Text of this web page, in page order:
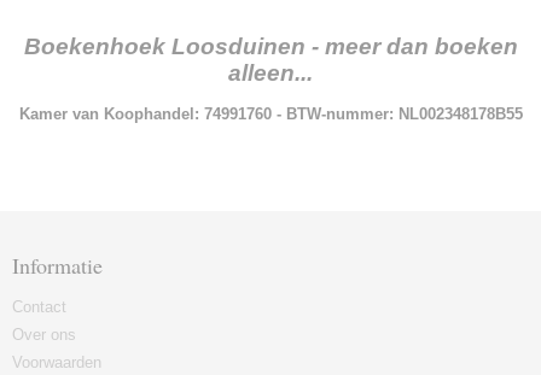
Boekenhoek Loosduinen - meer dan boeken
alleen...
Kamer van Koophandel: 74991760 - BTW-nummer: NL002348178B55
Informatie
Contact
Over ons
Voorwaarden